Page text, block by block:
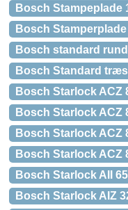
Bosch Stampeplade
Bosch
Bosch standard
Bosch Standard
Bosch Starlock
Bosch Starlock ACZ
Bosch Starlock ACZ
Bosch Starlock ACZ
Bosch Starlock AII
Bosch Starlock AIZ